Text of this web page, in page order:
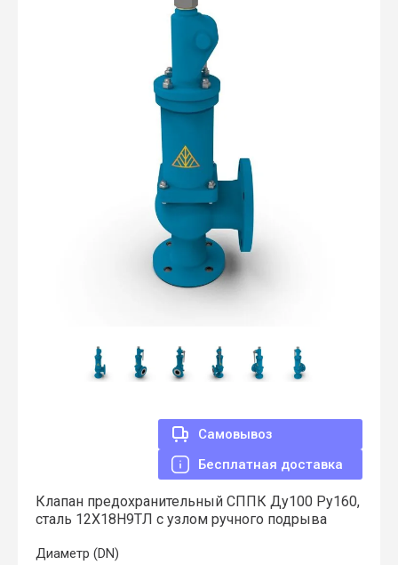
Самовывоз
Бесплатная доставка
Клапан предохранительный СППК Ду100 Ру160,
сталь 12Х18Н9ТЛ с узлом ручного подрыва
Диаметр (DN)